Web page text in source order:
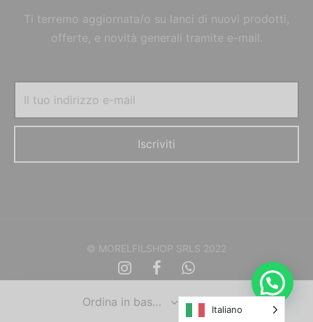
Ti terremo aggiornata/o su lanci di nuovi prodotti,
offerte, e novità generali tramite e-mail.
© MORELFILSHOP SRLS 2022
Italiano